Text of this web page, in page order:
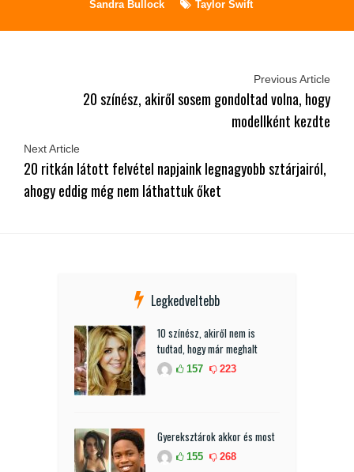
Sandra Bullock Taylor Swift
Previous Article
20 színész, akiről sosem gondoltad volna, hogy
modellként kezdte
Next Article
20 ritkán látott felvétel napjaink legnagyobb sztárjairól,
ahogy eddig még nem láthattuk őket
Legkedveltebb
10 színész, akiről nem is
tudtad, hogy már meghalt
157 223
Gyereksztárok akkor és most
155 268